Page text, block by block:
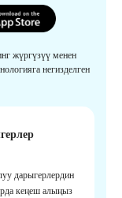
жүргүзүү менен
негизделген
дарыгерлердин
кеңеш алыңыз